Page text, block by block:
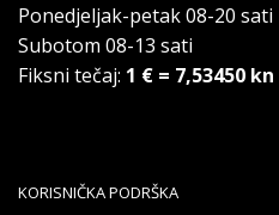
Ponedjeljak-petak 08-20 sati
Subotom 08-13 sati
Fiksni tečaj: 1 € = 7,53450 kn
KORISNIČKA PODRŠKA